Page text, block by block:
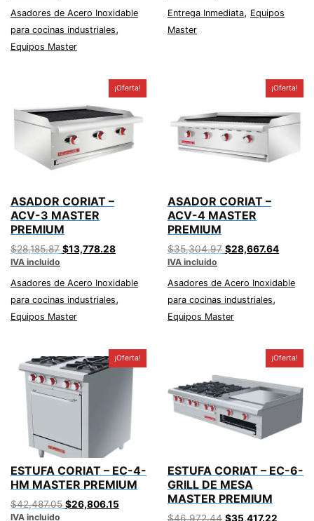
was:
$14,111.38.
is:
$10,639.98.
Asadores de Acero Inoxidable
para cocinas industriales,
Equipos Master
was:
$21,351.31.
Entrega Inmediata, Equipos
Master
¡Oferta!
ASADOR CORIAT –
ACV-3 MASTER
PREMIUM
$28,185.87 Original
$28,185.87.
$13,778.28Current
$13,778.28.
IVA incluido
Asadores de Acero Inoxidable
para cocinas industriales,
Equipos Master
¡Oferta!
ASADOR CORIAT –
ACV-4 MASTER
PREMIUM
$35,304.97 Original
$35,304.97.
$28,667.64
IVA incluido
Asadores de Acero Inoxidable
para cocinas industriales,
Equipos Master
¡Oferta!
ESTUFA CORIAT – EC-4-
HM MASTER PREMIUM
$42,487.05 Original
$26,806.15Current
IVA incluido
¡Oferta!
ESTUFA CORIAT – EC-6-
GRILL DE MESA
MASTER PREMIUM
$46,972.44 Original
$35,417.22